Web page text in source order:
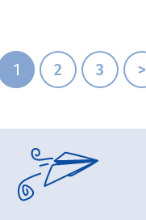
1 2 3 >